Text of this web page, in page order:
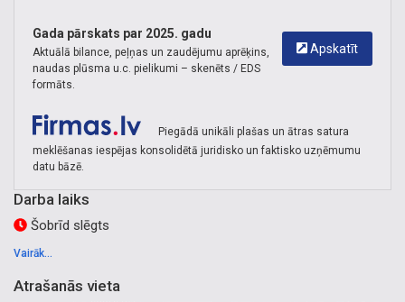
Apskatīt
Gada pārskats par 2025. gadu
Aktuālā bilance, peļņas un zaudējumu aprēķins,
naudas plūsma u.c. pielikumi – skenēts / EDS
formāts.
Piegādā unikāli plašas un ātras satura
meklēšanas iespējas konsolidētā juridisko un faktisko uzņēmumu
datu bāzē.
Darba laiks
Šobrīd slēgts
Vairāk...
Atrašanās vieta